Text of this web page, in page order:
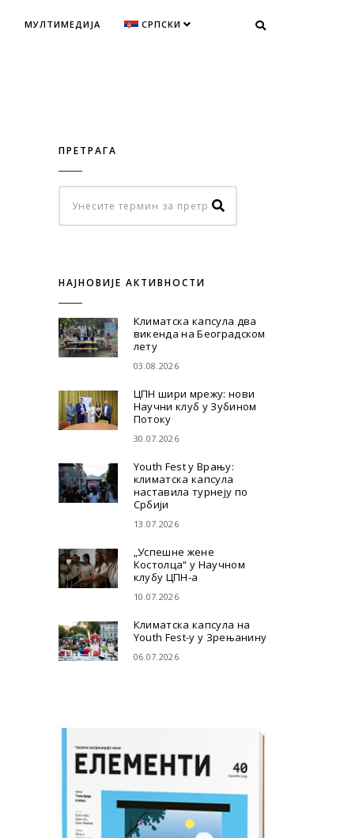
МУЛТИМЕДИЈА СРПСКИ
ПРЕТРАГА
НАЈНОВИЈЕ АКТИВНОСТИ
Климатска капсула два
викенда на Београдском
лету
03.08.2026
ЦПН шири мрежу: нови
Научни клуб у Зубином
Потоку
30.07.2026
Youth Fest у Врању:
климатска капсула
наставила турнеју по
Србији
13.07.2026
„Успешне жене
Костолца“ у Научном
клубу ЦПН-а
10.07.2026
Климатска капсула на
Youth Fest-у у Зрењанину
06.07.2026